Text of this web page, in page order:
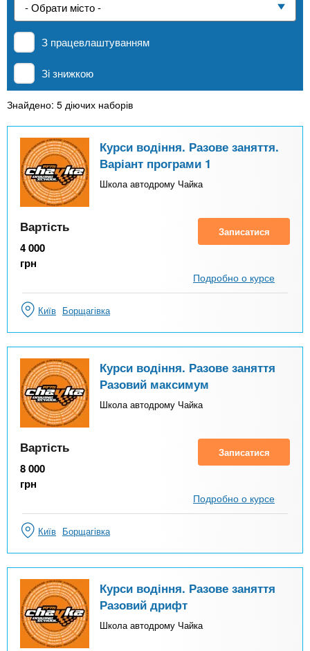
n
t
s
.
n
o
к
л
а
Приватні школи
Онлайн курси
За кордоном
З працевлаштуванням
Зі знижкою
Знайдено: 5 діючих наборів
Курси водіння. Разове заняття.
Варіант програми 1
Школа автодрому Чайка
Вартість
4 000
грн
Записатися
Подробно о курсе
Київ Борщагівка
Курси водіння. Разове заняття
Разовий максимум
Школа автодрому Чайка
Вартість
8 000
грн
Записатися
Подробно о курсе
Київ Борщагівка
Курси водіння. Разове заняття
Разовий дрифт
Школа автодрому Чайка